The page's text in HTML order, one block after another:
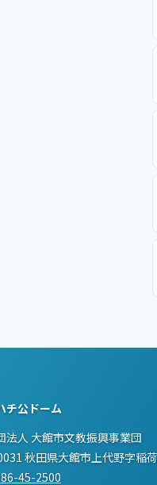
チ公ドーム
法人 大館市文教振興事業団
秋田県大館市上代野字稲
45-2500